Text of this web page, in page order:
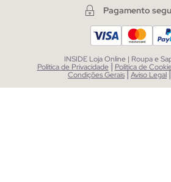
Pagamento
INSIDE Loja Online | Roupa e
Política de Privacidade | Política de
Condições Gerais|Aviso Legal|